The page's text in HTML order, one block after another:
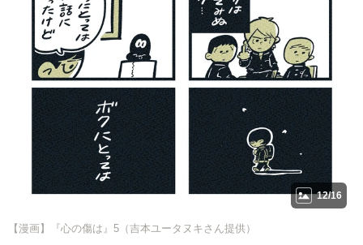
12/16
【漫画】『心の傷は』5（吉本ユータヌキさん提供）